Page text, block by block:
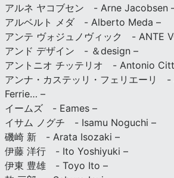
アルネ ヤコブセン - Arne Jacobsen
アルベルト メダ - Alberto Meda –
アンテ ヴォジュノヴィック - ANTE
アンド デザイン - ＆design –
アントニオ チッテリオ - Antonio
アンナ・カステッリ・フェリエーリ
Ferrie… –
イームズ - Eames –
イサム ノグチ - Isamu Noguchi –
磯崎 新 - Arata Isozaki –
伊藤 洋行 - Ito Yoshiyuki –
伊東 豊雄 - Toyo Ito –